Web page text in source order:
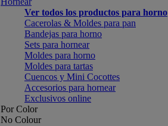
Ver todos los productos para horno
Cacerolas & Moldes para pan
Bandejas para horno
Sets para hornear
Moldes para horno
Moldes para tartas
Cuencos y Mini Cocottes
Accesorios para hornear
Exclusivos online
Por Color
No Colour